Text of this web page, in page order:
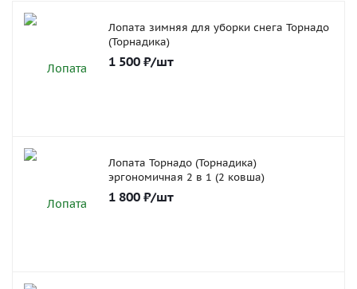
Лопата зимняя для уборки снега Торнадо
(Торнадика)
1 500 ₽/шт
Лопата Торнадо (Торнадика)
эргономичная 2 в 1 (2 ковша)
1 800 ₽/шт